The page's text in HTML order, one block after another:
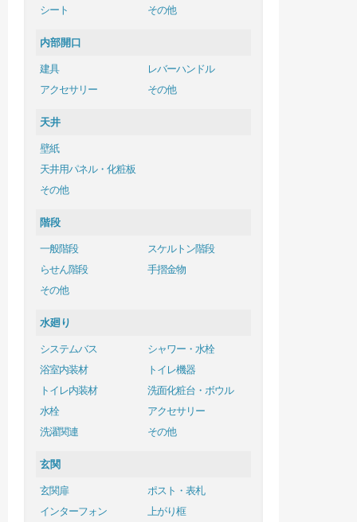
シート
その他
内部開口
建具
レバーハンドル
アクセサリー
その他
天井
壁紙
天井用パネル・化粧板
その他
階段
一般階段
スケルトン階段
らせん階段
手摺金物
その他
水廻り
システムバス
シャワー・水栓
浴室内装材
トイレ機器
トイレ内装材
洗面化粧台・ボウル
水栓
アクセサリー
洗濯関連
その他
玄関
玄関扉
ポスト・表札
インターフォン
上がり框